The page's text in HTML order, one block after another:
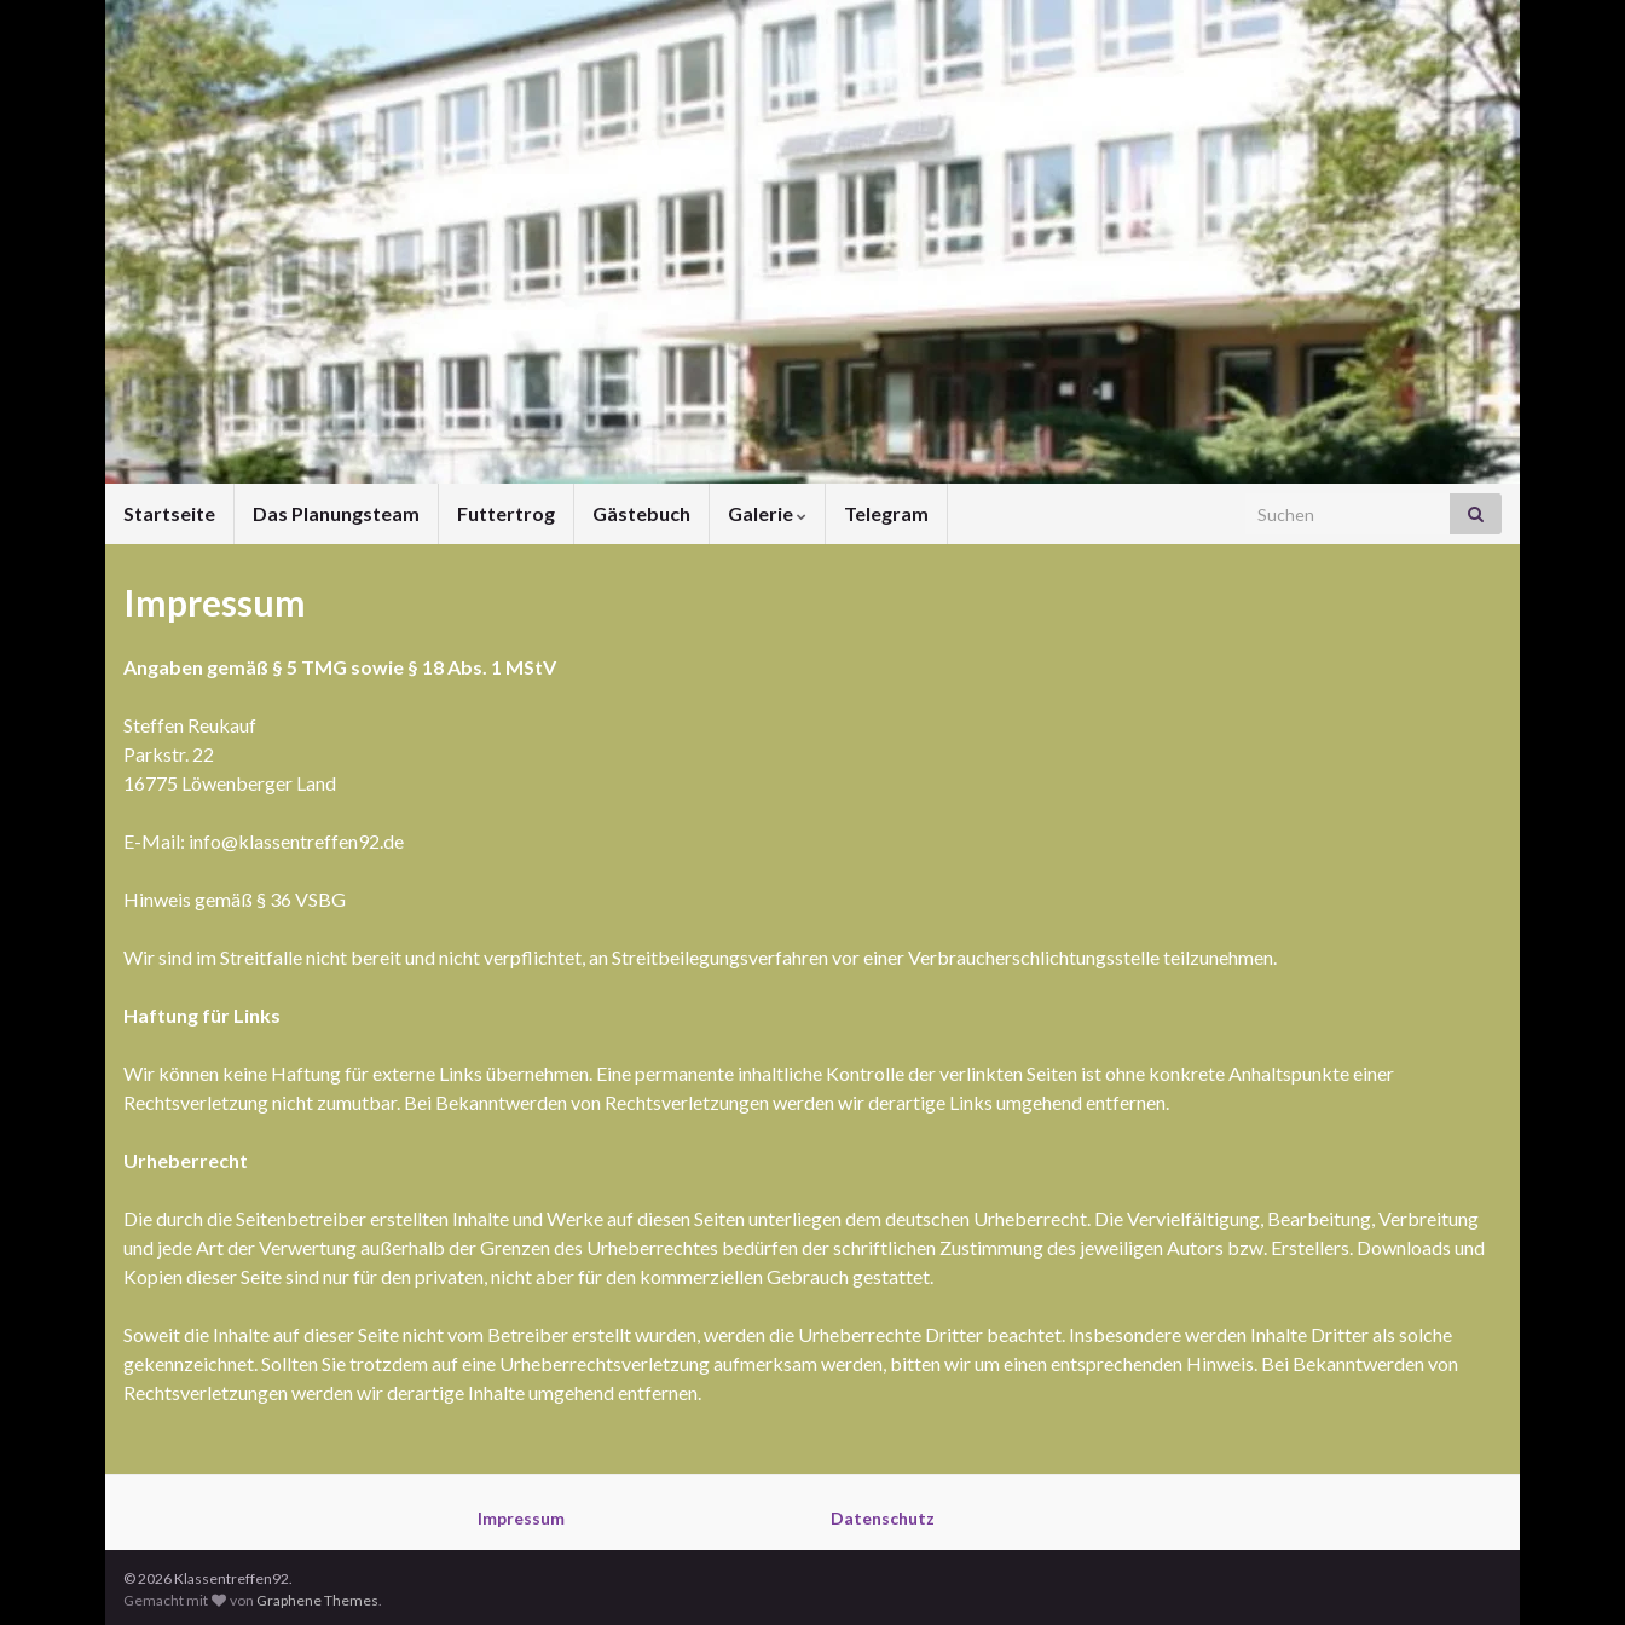
Startseite Das Planungsteam Futtertrog Gästebuch Galerie Telegram Search for:
Impressum
Angaben gemäß § 5 TMG sowie § 18 Abs. 1 MStV
Steffen Reukauf
Parkstr. 22
16775 Löwenberger Land
E-Mail: info@klassentreffen92.de
Hinweis gemäß § 36 VSBG
Wir sind im Streitfalle nicht bereit und nicht verpflichtet, an Streitbeilegungsverfahren vor einer Verbraucherschlichtungsstelle teilzunehmen.
Haftung für Links
Wir können keine Haftung für externe Links übernehmen. Eine permanente inhaltliche Kontrolle der verlinkten Seiten ist ohne konkrete Anhaltspunkte einer
Rechtsverletzung nicht zumutbar. Bei Bekanntwerden von Rechtsverletzungen werden wir derartige Links umgehend entfernen.
Urheberrecht
Die durch die Seitenbetreiber erstellten Inhalte und Werke auf diesen Seiten unterliegen dem deutschen Urheberrecht. Die Vervielfältigung, Bearbeitung, Verbreitung
und jede Art der Verwertung außerhalb der Grenzen des Urheberrechtes bedürfen der schriftlichen Zustimmung des jeweiligen Autors bzw. Erstellers. Downloads und
Kopien dieser Seite sind nur für den privaten, nicht aber für den kommerziellen Gebrauch gestattet.
Soweit die Inhalte auf dieser Seite nicht vom Betreiber erstellt wurden, werden die Urheberrechte Dritter beachtet. Insbesondere werden Inhalte Dritter als solche
gekennzeichnet. Sollten Sie trotzdem auf eine Urheberrechtsverletzung aufmerksam werden, bitten wir um einen entsprechenden Hinweis. Bei Bekanntwerden von
Rechtsverletzungen werden wir derartige Inhalte umgehend entfernen.
Impressum Datenschutz
© 2026 Klassentreffen92.
Gemacht mit
von Graphene Themes.